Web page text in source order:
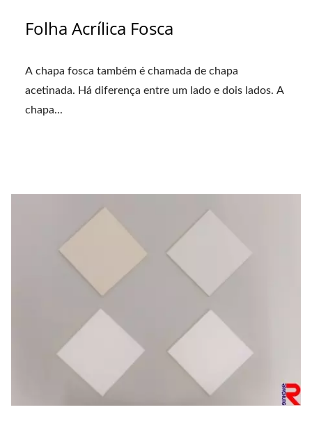
Folha Acrílica Fosca
A chapa fosca também é chamada de chapa
acetinada. Há diferença entre um lado e dois lados. A
chapa...